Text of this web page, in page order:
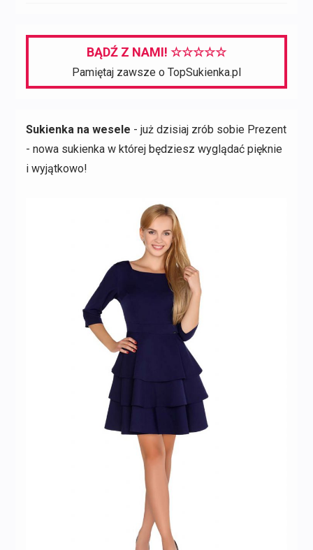
BĄDŹ Z NAMI! ☆☆☆☆☆
Pamiętaj zawsze o TopSukienka.pl
Sukienka na wesele - już dzisiaj zrób sobie Prezent
- nowa sukienka w której będziesz wyglądać pięknie
i wyjątkowo!